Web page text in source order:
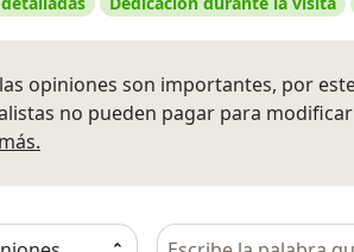
opiniones son importantes, por
no pueden pagar para
Busca en opiniones